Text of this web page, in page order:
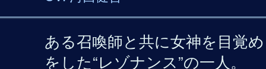
ある召喚師と共に女神を目覚
をした“レゾナンス”の一人。